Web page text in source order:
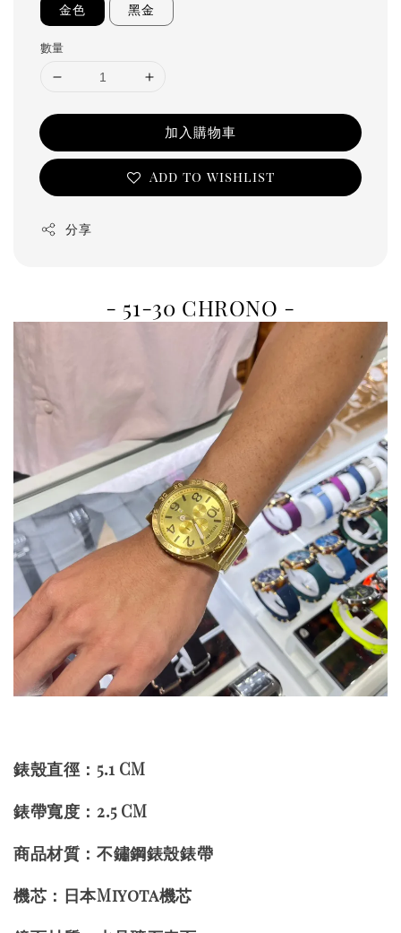
金色 黑金
數量
加入購物車
Add to wishlist
分享
- 51-30 CHRONO -
錶殼直徑：5.1 CM
錶帶寬度：2.5 CM
商品材質：不鏽鋼錶殼錶帶
機芯：日本Miyota機芯